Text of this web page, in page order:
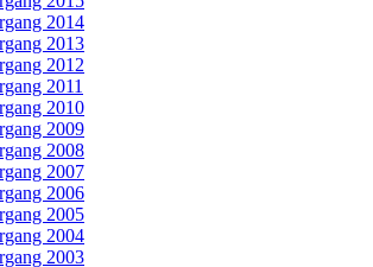
2014
2013
2012
2011
2010
2009
2008
2007
2006
2005
2004
2003